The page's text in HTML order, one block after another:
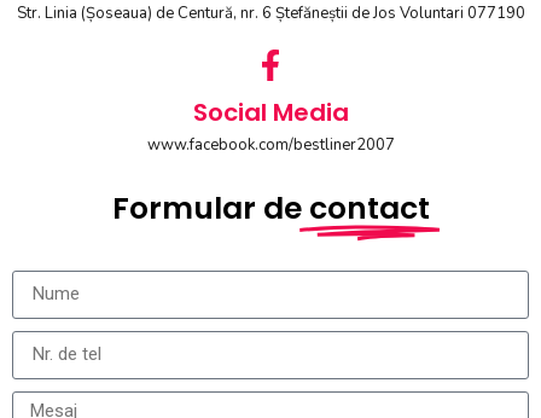
Str. Linia (Șoseaua) de Centură, nr. 6 Ștefăneștii de Jos Voluntari 077190
Social Media
www.facebook.com/bestliner2007
Formular de contact